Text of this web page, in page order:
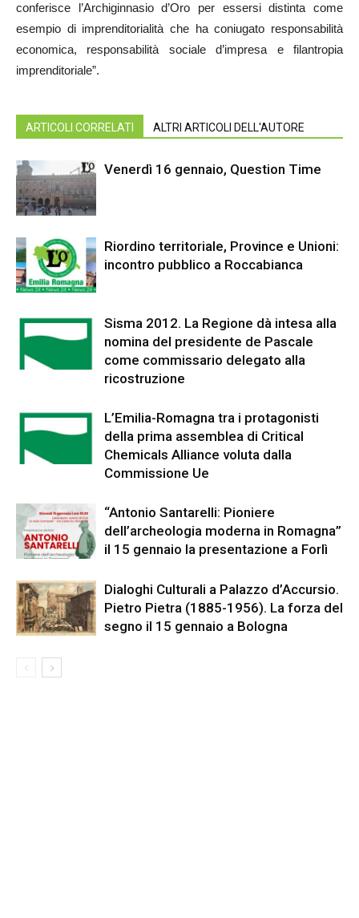
conferisce l’Archiginnasio d’Oro per essersi distinta come
esempio di imprenditorialità che ha coniugato responsabilità
economica, responsabilità sociale d’impresa e filantropia
imprenditoriale”.
ARTICOLI CORRELATI ALTRI ARTICOLI DELL'AUTORE
Venerdì 16 gennaio, Question Time
Riordino territoriale, Province e Unioni:
incontro pubblico a Roccabianca
Sisma 2012. La Regione dà intesa alla
nomina del presidente de Pascale
come commissario delegato alla
ricostruzione
L’Emilia-Romagna tra i protagonisti
della prima assemblea di Critical
Chemicals Alliance voluta dalla
Commissione Ue
“Antonio Santarelli: Pioniere
dell’archeologia moderna in Romagna”
il 15 gennaio la presentazione a Forlì
Dialoghi Culturali a Palazzo d’Accursio.
Pietro Pietra (1885-1956). La forza del
segno il 15 gennaio a Bologna